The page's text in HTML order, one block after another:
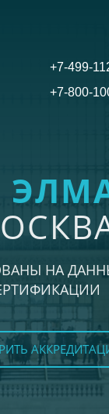
НА
+7-499-
+7-800-